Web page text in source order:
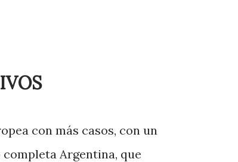
con más casos, con un
completa Argentina, que